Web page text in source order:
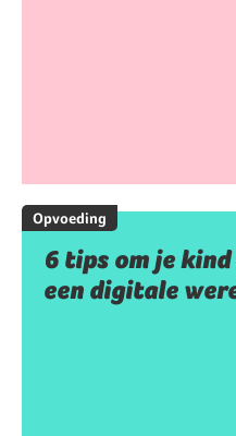
Opvoeding
6 tips om je
een digitale